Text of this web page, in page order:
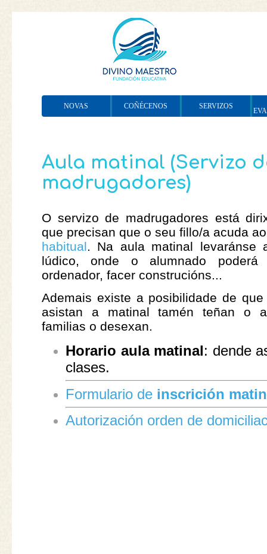
NOVAS COÑÉCENOS SERVIZOS
Aula matinal (Servizo
madrugadores)
O servizo de madrugadores está
que precisan que o seu fillo/a acuda
habitual. Na aula matinal levaránse
lúdico, onde o alumnado
ordenador, facer construcións...
Ademais existe a posibilidade de
asistan a matinal tamén teñan o
familias o desexan.
Horario aula matinal: dende
clases.
Formulario de inscrición
Autorización orden de